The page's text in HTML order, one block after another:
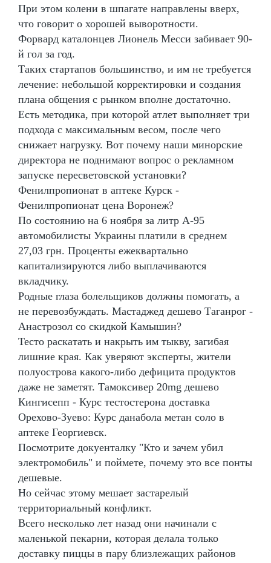
При этом колени в шпагате направлены вверх,
что говорит о хорошей выворотности.
Форвард каталонцев Лионель Месси забивает 90-
й гол за год.
Таких стартапов большинство, и им не требуется
лечение: небольшой корректировки и создания
плана общения с рынком вполне достаточно.
Есть методика, при которой атлет выполняет три
подхода с максимальным весом, после чего
снижает нагрузку. Вот почему наши минорские
директора не поднимают вопрос о рекламном
запуске пересветовской установки?
Фенилпропионат в аптеке Курск -
Фенилпропионат цена Воронеж?
По состоянию на 6 ноября за литр А-95
автомобилисты Украины платили в среднем
27,03 грн. Проценты ежеквартально
капитализируются либо выплачиваются
вкладчику.
Родные глаза болельщиков должны помогать, а
не перевозбуждать. Мастаджед дешево Таганрог -
Анастрозол со скидкой Камышин?
Тесто раскатать и накрыть им тыкву, загибая
лишние края. Как уверяют эксперты, жители
полуострова какого-либо дефицита продуктов
даже не заметят. Тамоксивер 20mg дешево
Кингисепп - Курс тестостерона доставка
Орехово-Зуево: Курс данабола метан соло в
аптеке Георгиевск.
Посмотрите докуенталку "Кто и зачем убил
электромобиль" и поймете, почему это все понты
дешевые.
Но сейчас этому мешает застарелый
территориальный конфликт.
Всего несколько лет назад они начинали с
маленькой пекарни, которая делала только
доставку пиццы в пару близлежащих районов